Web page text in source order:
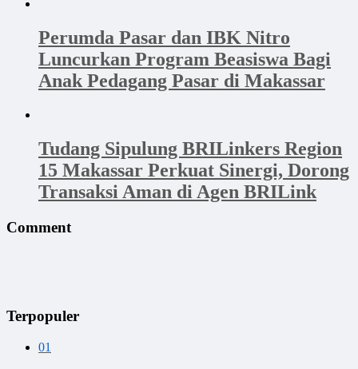
Perumda Pasar dan IBK Nitro
Luncurkan Program Beasiswa Bagi
Anak Pedagang Pasar di Makassar
Tudang Sipulung BRILinkers Region
15 Makassar Perkuat Sinergi, Dorong
Transaksi Aman di Agen BRILink
Comment
Terpopuler
01